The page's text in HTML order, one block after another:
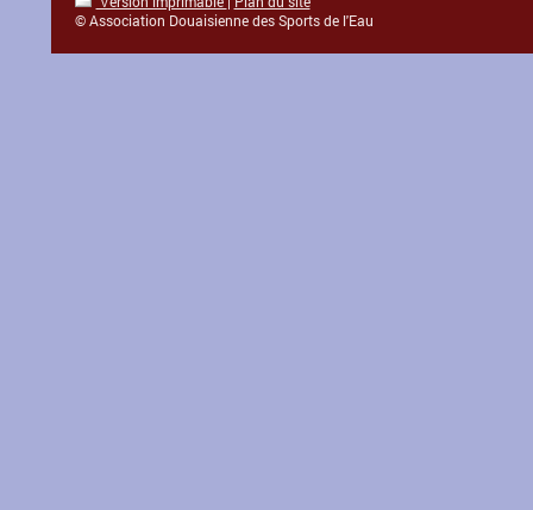
© Association Douaisienne des Sports de l'Eau